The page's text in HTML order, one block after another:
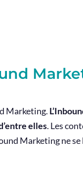
Marketing.
elles. Les
Marketing ne